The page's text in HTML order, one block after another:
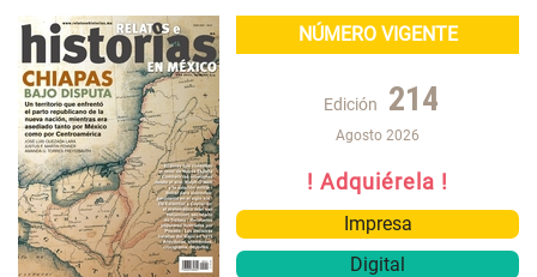
NÚMERO VIGENTE
Edición 214
Agosto 2026
! Adquiérela !
Impresa
Digital